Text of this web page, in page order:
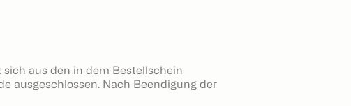
aus den in dem Bestellschein
ausgeschlossen. Nach Beendigung der